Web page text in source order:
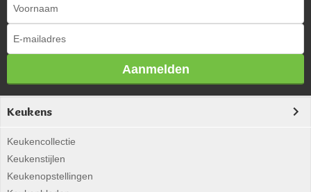
Aanmelden
Keukens
Keukencollectie
Keukenstijlen
Keukenopstellingen